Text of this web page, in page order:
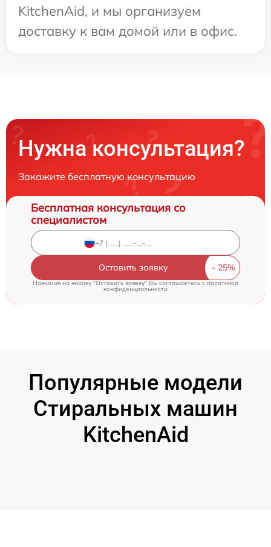
KitchenAid, и мы организуем
доставку к вам домой или в офис.
Нужна консультация?
Закажите бесплатную консультацию
Бесплатная консультация со
специалистом
Оставить заявку
Нажимая на кнопку "Оставить заявку" Вы соглашаетесь cполитикой
конфиденциальности
Популярные модели
Стиральных машин
KitchenAid